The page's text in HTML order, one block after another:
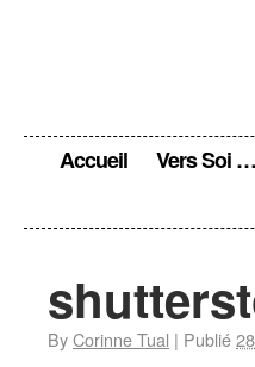
Accueil Vers Soi
ByCorinne Tual | Publié